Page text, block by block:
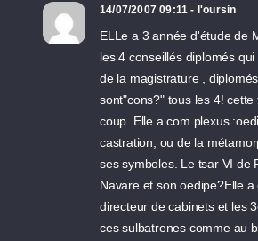
14/07/2007 09:11 - l'oursin
ELLe a 3 année d'étude de
les 4 conseillés diplomés
de la magistrature ,
sont"cons?" tous les 4! cette
coup. Elle a com plexus
castration, ou de la
ses symboles. Le tsar VI de
Navare et son oedipe?Elle
directeur de cabinets et les
ces sulbatrenes comme au